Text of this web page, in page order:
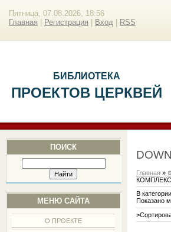
Пятница, 07.08.2026, 18:56
Главная
Регистрация Вход RSS
БИБЛИОТЕКА
ПРОЕКТОВ ЦЕРКВЕЙ
ПОИСК
МЕНЮ САЙТА
О ПРОЕКТЕ
Главная »
В
Показано